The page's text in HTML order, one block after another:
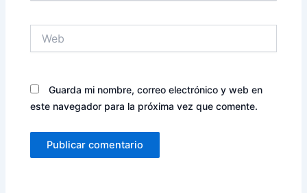
Guarda mi nombre, correo electrónico y web en
este navegador para la próxima vez que comente.